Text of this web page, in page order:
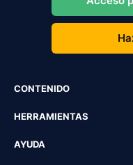
CONTENIDO
HERRAMIENTAS
AYUDA